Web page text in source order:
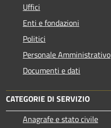
Uffici
Enti e fondazioni
Politici
Personale Amministrativo
Documenti e dati
CATEGORIE DI SERVIZIO
Anagrafe e stato civile